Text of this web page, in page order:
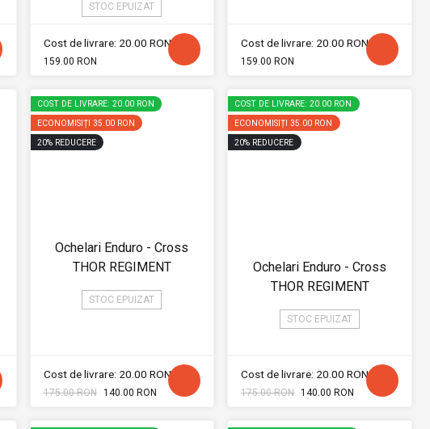
STOC EPUIZAT
Cost de livrare: 20.00 RON
159.00 RON
Cost de livrare: 20.00 RON
159.00 RON
COST DE LIVRARE: 20.00 RON
ECONOMISIȚI 35.00 RON
20% REDUCERE
Ochelari Enduro - Cross
THOR REGIMENT
STOC EPUIZAT
Cost de livrare: 20.00 RON
175.00 RON 140.00 RON
COST DE LIVRARE: 20.00 RON
ECONOMISIȚI 35.00 RON
20% REDUCERE
Ochelari Enduro - Cross
THOR REGIMENT
STOC EPUIZAT
Cost de livrare: 20.00 RON
175.00 RON 140.00 RON